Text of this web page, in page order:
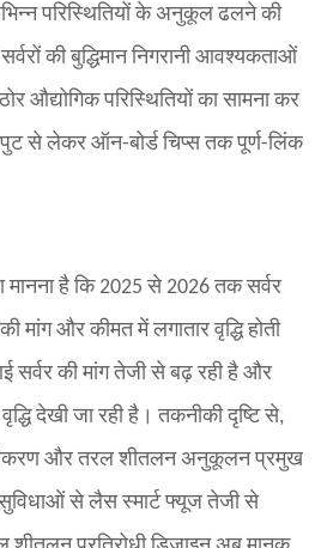
परिस्थितियों के अनुकूल ढलने की
की बुद्धिमान निगरानी आवश्यकताओं
औद्योगिक परिस्थितियों का सामना कर
से लेकर ऑन-बोर्ड चिप्स तक पूर्ण-लिंक
मानना ​​है कि 2025 से 2026 तक सर्वर
मांग और कीमत में लगातार वृद्धि होती
सर्वर की मांग तेजी से बढ़ रही है और
देखी जा रही है। तकनीकी दृष्टि से,
और तरल शीतलन अनुकूलन प्रमुख
से लैस स्मार्ट फ्यूज तेजी से